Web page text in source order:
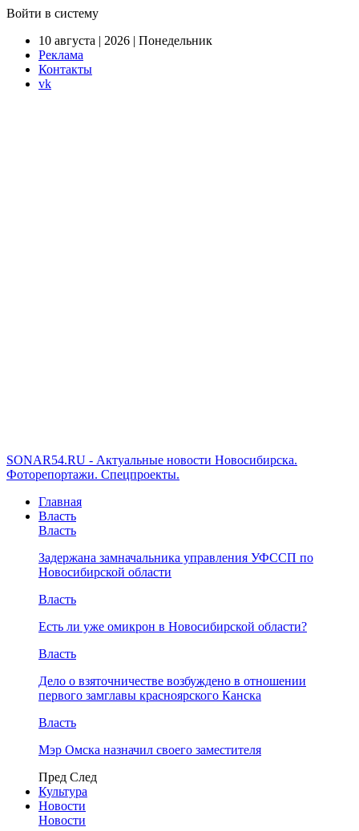
Войти в систему
10 августа | 2026 | Понедельник
Реклама
Контакты
vk
SONAR54.RU - Актуальные новости Новосибирска.
Фоторепортажи. Спецпроекты.
Главная
Власть
Власть
Задержана замначальника управления УФССП по
Новосибирской области
Власть
Есть ли уже омикрон в Новосибирской области?
Власть
Дело о взяточничестве возбуждено в отношении
первого замглавы красноярского Канска
Власть
Мэр Омска назначил своего заместителя
Пред След
Культура
Новости
Новости